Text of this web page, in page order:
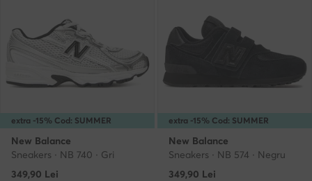
extra -15% Cod: SUMMER
New Balance
Sneakers · NB 740 · Gri
349,90 Lei
extra -15% Cod: SUMMER
New Balance
Sneakers · NB 574 · Negru
349,90 Lei